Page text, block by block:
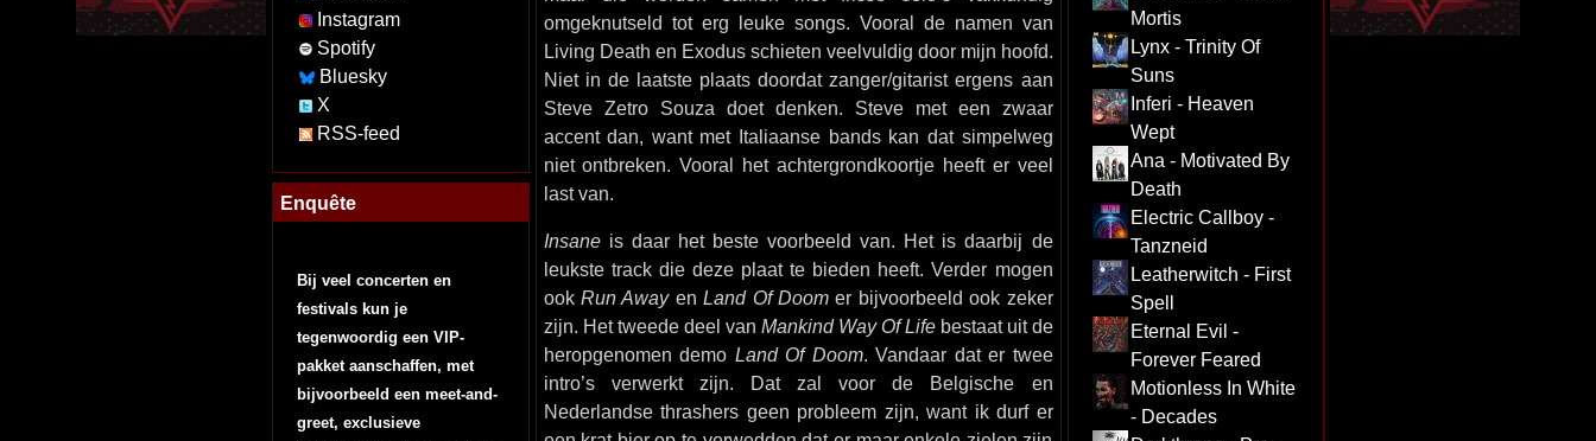
Instagram
Spotify
Bluesky
X
RSS-feed
Enquête
Bij veel concerten en
festivals kun je
tegenwoordig een VIP-
pakket aanschaffen, met
bijvoorbeeld een meet-and-
greet, exclusieve
omgeknutseld tot erg leuke songs. Vooral de namen van
Living Death en Exodus schieten veelvuldig door mijn hoofd.
Niet in de laatste plaats doordat zanger/gitarist ergens aan
Steve Zetro Souza doet denken. Steve met een zwaar
accent dan, want met Italiaanse bands kan dat simpelweg
niet ontbreken. Vooral het achtergrondkoortje heeft er veel
last van.
Insaneis daar het beste voorbeeld van. Het is daarbij de
leukste track die deze plaat te bieden heeft. Verder mogen
ook Run AwayenLand Of Doomer bijvoorbeeld ook zeker
zijn. Het tweede deel van Mankind Way Of Lifebestaat uit de
heropgenomen demo Land Of Doom. Vandaar dat er twee
intro’s verwerkt zijn. Dat zal voor de Belgische en
Nederlandse thrashers geen probleem zijn, want ik durf er
Mortis
Lynx - Trinity Of
Suns
Inferi - Heaven
Wept
Ana - Motivated By
Death
Electric Callboy -
Tanzneid
Leatherwitch - First
Spell
Eternal Evil -
Forever Feared
Motionless In White
- Decades